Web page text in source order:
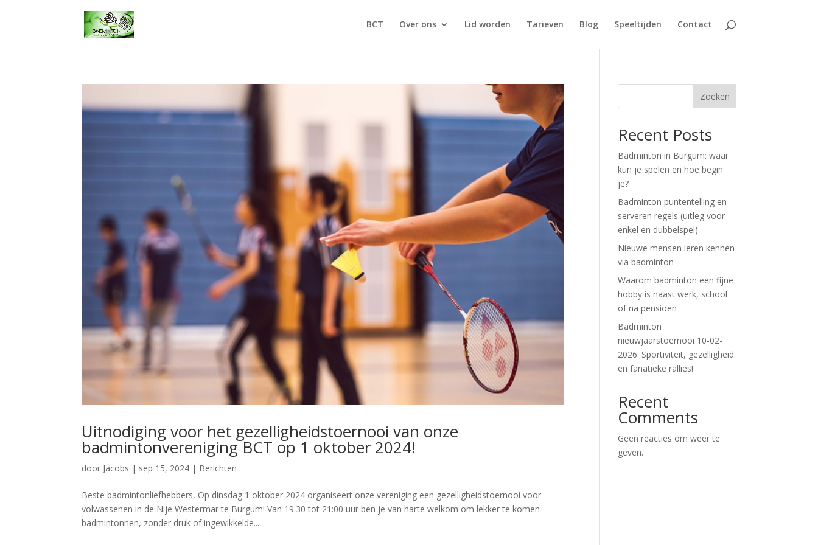
BCT Over ons Lid worden Tarieven Blog Speeltijden Contact
Uitnodiging voor het gezelligheidstoernooi van onze
badmintonvereniging BCT op 1 oktober 2024!
door Jacobs | sep 15, 2024 | Berichten
Beste badmintonliefhebbers, Op dinsdag 1 oktober 2024 organiseert onze vereniging een gezelligheidstoernooi voor
volwassenen in de Nije Westermar te Burgum! Van 19:30 tot 21:00 uur ben je van harte welkom om lekker te komen
badmintonnen, zonder druk of ingewikkelde...
Zoeken
Recent Posts
Badminton in Burgum: waar
kun je spelen en hoe begin
je?
Badminton puntentelling en
serveren regels (uitleg voor
enkel en dubbelspel)
Nieuwe mensen leren kennen
via badminton
Waarom badminton een fijne
hobby is naast werk, school
of na pensioen
Badminton
nieuwjaarstoernooi 10-02-
2026: Sportiviteit, gezelligheid
en fanatieke rallies!
Recent
Comments
Geen reacties om weer te
geven.